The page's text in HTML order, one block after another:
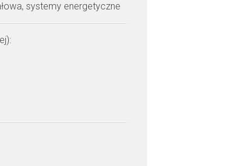
systemy energetyczne